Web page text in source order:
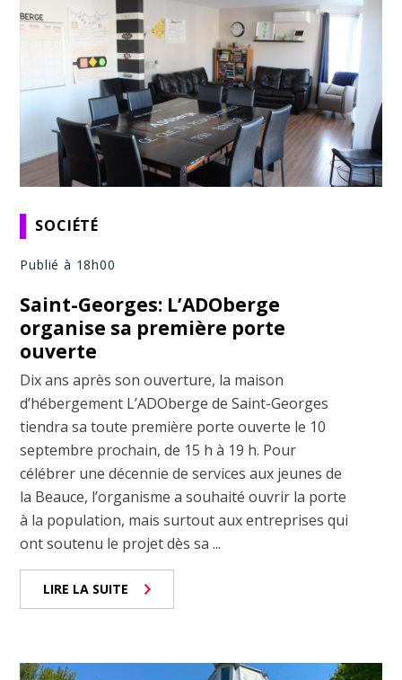
SOCIÉTÉ
Publié à 18h00
Saint-Georges: L’ADOberge
organise sa première porte
ouverte
Dix ans après son ouverture, la maison
d’hébergement L’ADOberge de Saint-Georges
tiendra sa toute première porte ouverte le 10
septembre prochain, de 15 h à 19 h. Pour
célébrer une décennie de services aux jeunes de
la Beauce, l’organisme a souhaité ouvrir la porte
à la population, mais surtout aux entreprises qui
ont soutenu le projet dès sa ...
LIRE LA SUITE